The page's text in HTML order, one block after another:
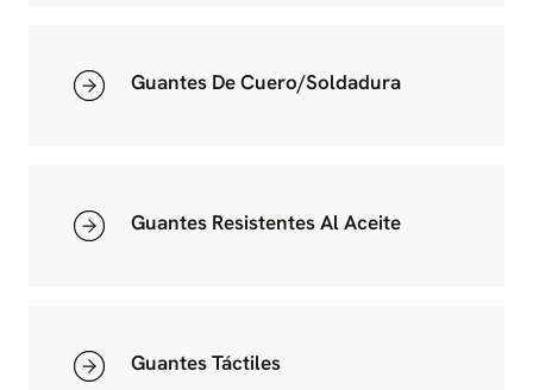
Guantes De Cuero/soldadura
Guantes Resistentes Al Aceite
Guantes Táctiles